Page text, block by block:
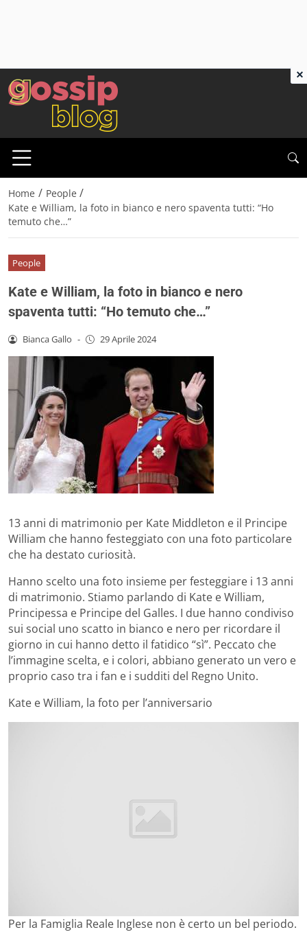
Home / People /
Kate e William, la foto in bianco e nero spaventa tutti: “Ho
temuto che…”
People
Kate e William, la foto in bianco e nero
spaventa tutti: “Ho temuto che…”
Bianca Gallo - 29 Aprile 2024
13 anni di matrimonio per Kate Middleton e il Principe
William che hanno festeggiato con una foto particolare
che ha destato curiosità.
Hanno scelto una foto insieme per festeggiare i 13 anni
di matrimonio. Stiamo parlando di Kate e William,
Principessa e Principe del Galles. I due hanno condiviso
sui social uno scatto in bianco e nero per ricordare il
giorno in cui hanno detto il fatidico “sì”. Peccato che
l’immagine scelta, e i colori, abbiano generato un vero e
proprio caso tra i fan e i sudditi del Regno Unito.
Kate e William, la foto per l’anniversario
Per la Famiglia Reale Inglese non è certo un bel periodo.
×